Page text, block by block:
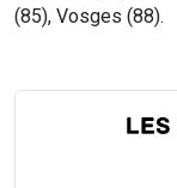
(85), Vosges (88).